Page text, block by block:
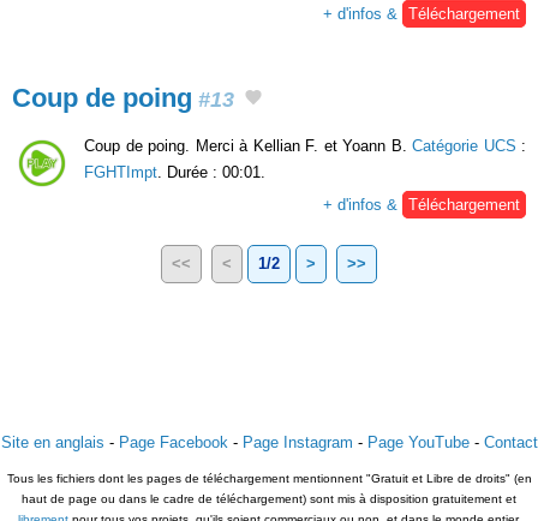
+ d'infos &
Téléchargement
Coup de poing #13
Coup de poing. Merci à Kellian F. et Yoann B. Catégorie UCS :
FGHTImpt. Durée : 00:01.
+ d'infos & Téléchargement
<< < 1/2 > >>
Site en anglais - Page Facebook- Page Instagram - Page YouTube- Contact
Tous les fichiers dont les pages de téléchargement mentionnent "Gratuit et Libre de droits" (en
haut de page ou dans le cadre de téléchargement) sont mis à disposition gratuitement et